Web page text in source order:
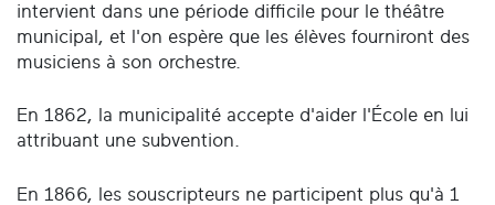
intervient dans une période difficile pour le théâtre
municipal, et l'on espère que les élèves fourniront des
musiciens à son orchestre.
En 1862, la municipalité accepte d'aider l'École en lui
attribuant une subvention.
En 1866, les souscripteurs ne participent plus qu'à 1